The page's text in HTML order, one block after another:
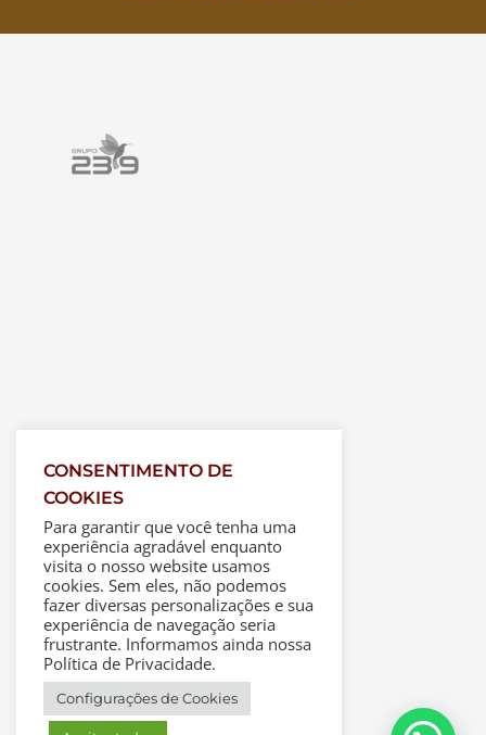
CONSENTIMENTO DE
COOKIES
Para garantir que você tenha uma
experiência agradável enquanto
visita o nosso website usamos
cookies. Sem eles, não podemos
fazer diversas personalizações e sua
experiência de navegação seria
frustrante. Informamos ainda nossa
Política de Privacidade.
Configurações de Cookies